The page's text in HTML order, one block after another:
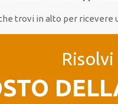
trovi in alto per ricevere